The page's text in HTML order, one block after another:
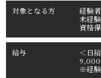
対象となる方
経験
未経
資格
給与
＜日
9,000
※経験